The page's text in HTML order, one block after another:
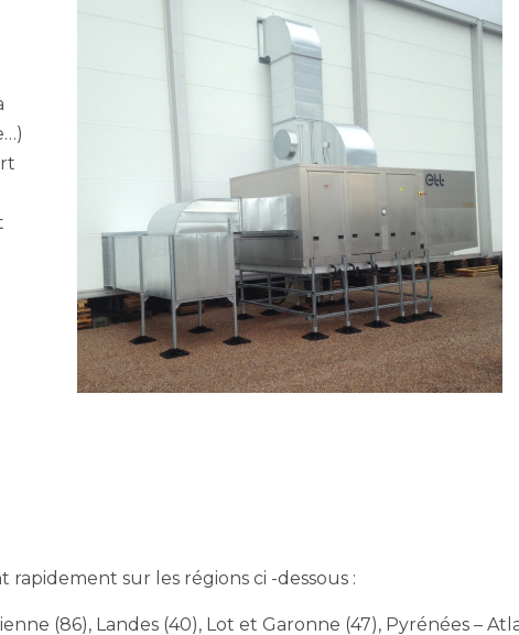
rapidement sur les régions ci -dessous :
(86), Landes (40), Lot et Garonne (47), Pyrénées –